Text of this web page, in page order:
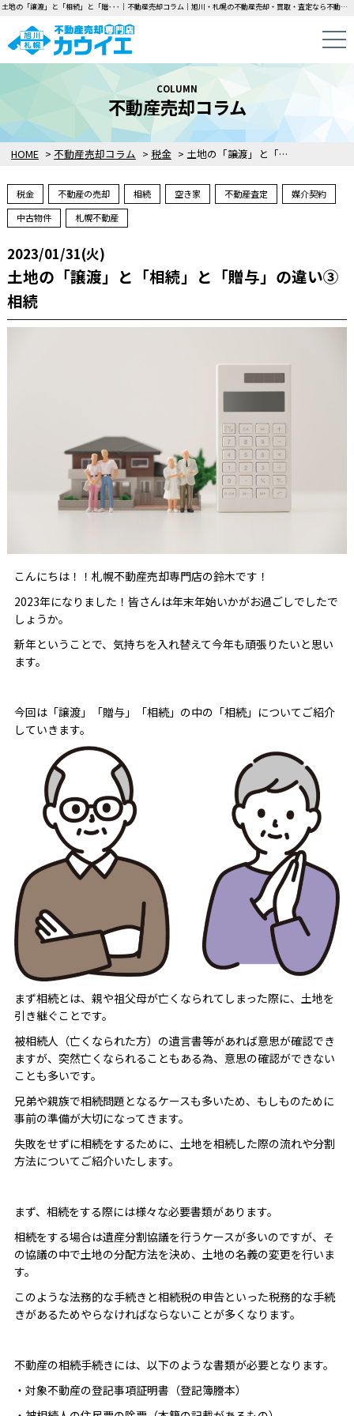
土地の「譲渡」と「相続」と「贈･･･｜不動産売却コラム｜旭川・札幌の不動産売却・買取・査定なら不動産売却専門店カウイエにお任せください！中古一戸建て・マンション・土地の即日無料査定・即金買取を行っています！
HOME > 不動産売却コラム > 税金 > 土地の「譲渡」と「相続」と「贈与」の違い③相続
COLUMN
不動産売却コラム
税金 不動産の売却 相続 空き家 不動産査定
媒介契約
中古物件
札幌不動産
2023/01/31(火)
土地の「譲渡」と「相続」と「贈与」の違い③
相続
こんにちは！！札幌不動産売却専門店の鈴木です！
2023年になりました！皆さんは年末年始いかがお過ごしでしたで
しょうか。
新年ということで、気持ちを入れ替えて今年も頑張りたいと思い
ます。
今回は「譲渡」「贈与」「相続」の中の「相続」についてご紹介
していきます。
まず相続とは、親や祖父母が亡くなられてしまった際に、土地を
引き継ぐことです。
被相続人（亡くなられた方）の遺言書等があれば意思が確認でき
ますが、突然亡くなられることもある為、意思の確認ができない
ことも多いです。
兄弟や親族で相続問題となるケースも多いため、もしものために
事前の準備が大切になってきます。
失敗をせずに相続をするために、土地を相続した際の流れや分割
方法についてご紹介いたします。
まず、相続をする際には様々な必要書類があります。
相続をする場合は遺産分割協議を行うケースが多いのですが、そ
の協議の中で土地の分配方法を決め、土地の名義の変更を行いま
す。
このような法務的な手続きと相続税の申告といった税務的な手続
きがあるためやらなければならないことが多くなります。
不動産の相続手続きには、以下のような書類が必要となります。
・対象不動産の登記事項証明書（登記簿謄本）